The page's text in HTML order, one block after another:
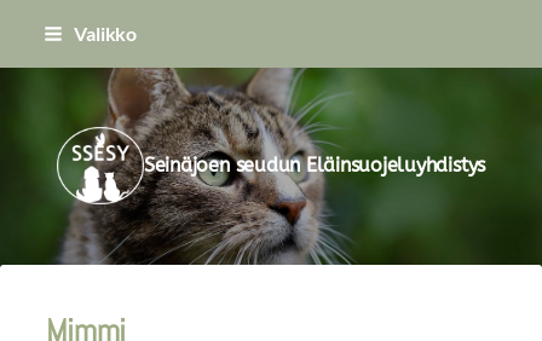
Siirry
Valikko
Seinäjoen seudun Eläinsuojeluyhdistys
Mimmi